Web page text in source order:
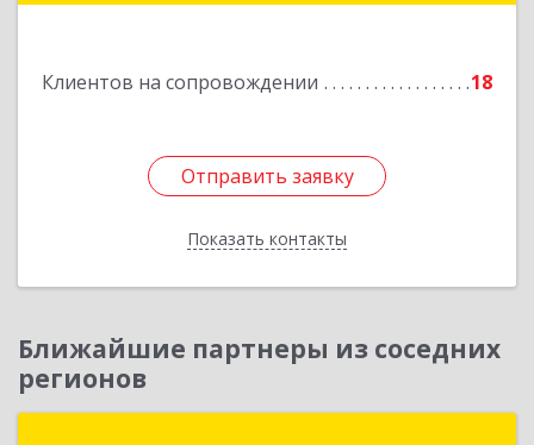
Клиентов на сопровождении 18
Отправить заявку
Показать контакты
Отправить заявку
Назад
Ближайшие партнеры из соседних
регионов